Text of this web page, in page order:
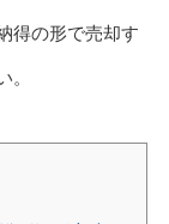
得の形で売却す
。